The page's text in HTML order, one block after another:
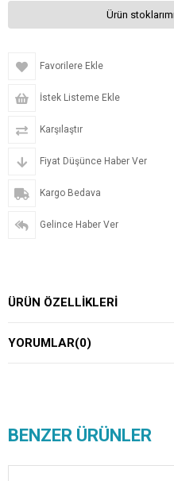
Ürün
Favorilere Ekle
İstek Listeme Ekle
Karşılaştır
Fiyat Düşünce Haber Ver
Kargo Bedava
Gelince Haber Ver
ÜRÜN ÖZELLIKLERI
YORUMLAR(0)
BENZER ÜRÜNLER